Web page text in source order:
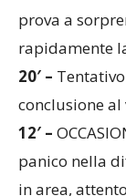
rapidamente
20′ –Tentativo
conclusione
12′ –
panico nella
in area,
11′ –